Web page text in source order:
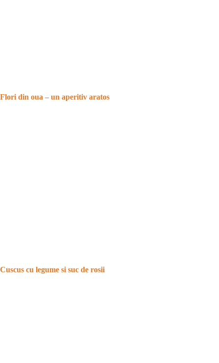
Flori din oua – un aperitiv aratos
Cuscus cu legume si suc de rosii